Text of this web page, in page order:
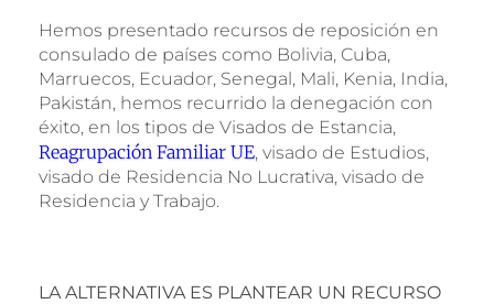
Hemos presentado recursos de reposición en
consulado de países como Bolivia, Cuba,
Marruecos, Ecuador, Senegal, Mali, Kenia, India,
Pakistán, hemos recurrido la denegación con
éxito, en los tipos de Visados de Estancia,
Reagrupación Familiar UE, visado de Estudios,
visado de Residencia No Lucrativa, visado de
Residencia y Trabajo.
LA ALTERNATIVA ES PLANTEAR UN RECURSO